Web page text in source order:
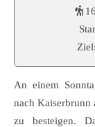
An einem
nach Kaiserbrunn
zu besteigen.